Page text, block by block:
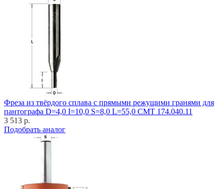
Фреза из твёрдого сплава с прямыми режущими гранями для
пантографа D=4,0 I=10,0 S=8,0 L=55,0 CMT 174.040.11
3 513 р.
Подобрать аналог